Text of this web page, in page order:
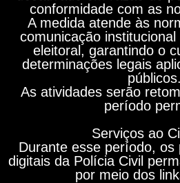
conformidade com as
A medida atende às
comunicação
eleitoral, garantindo o
determinações legais
públicos.
As atividades serão
período
Serviços ao
Durante esse período, os
digitais da Polícia Civil
por meio dos